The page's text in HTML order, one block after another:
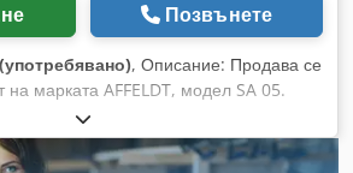
Позвънете
, Описание: Продава се
на марката AFFELDT, модел SA 05.
но се намира в работещо
безупречно. Тя е идеална за
при опаковане на продукти във